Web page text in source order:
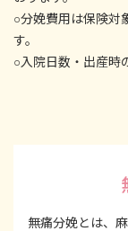
○分娩費用は保険対
す。
○入院日数・出産時
無痛分娩とは、